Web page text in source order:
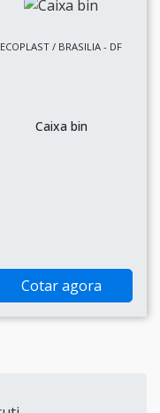
ECOPLAST / BRASILIA - DF
Caixa bin
Cotar agora